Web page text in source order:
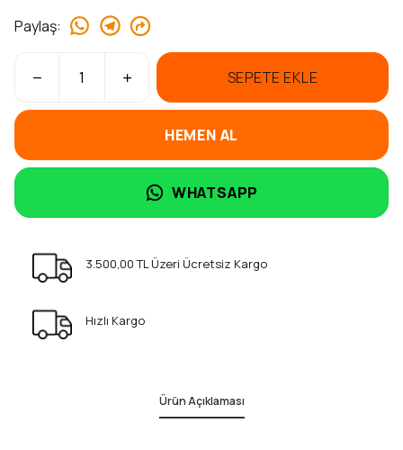
Paylaş:
SEPETE EKLE
HEMEN AL
WHATSAPP
3.500,00 TL Üzeri Ücretsiz Kargo
Hızlı Kargo
Ürün Açıklaması